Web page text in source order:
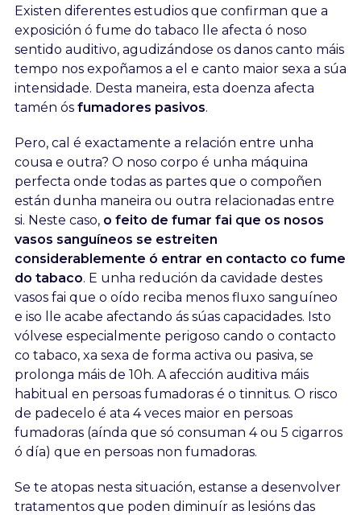
Existen diferentes estudios que confirman que a
exposición ó fume do tabaco lle afecta ó noso
sentido auditivo, agudizándose os danos canto máis
tempo nos expoñamos a el e canto maior sexa a súa
intensidade. Desta maneira, esta doenza afecta
tamén ós fumadores pasivos.
Pero, cal é exactamente a relación entre unha
cousa e outra? O noso corpo é unha máquina
perfecta onde todas as partes que o compoñen
están dunha maneira ou outra relacionadas entre
si. Neste caso, o feito de fumar fai que os nosos
vasos sanguíneos se estreiten
considerablemente ó entrar en contacto co fume
do tabaco. E unha redución da cavidade destes
vasos fai que o oído reciba menos fluxo sanguíneo
e iso lle acabe afectando ás súas capacidades. Isto
vólvese especialmente perigoso cando o contacto
co tabaco, xa sexa de forma activa ou pasiva, se
prolonga máis de 10h. A afección auditiva máis
habitual en persoas fumadoras é o tinnitus. O risco
de padecelo é ata 4 veces maior en persoas
fumadoras (aínda que só consuman 4 ou 5 cigarros
ó día) que en persoas non fumadoras.
Se te atopas nesta situación, estanse a desenvolver
tratamentos que poden diminuír as lesións das